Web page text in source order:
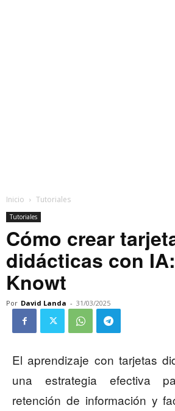
Inicio Tutoriales
Tutoriales
Cómo crear
didácticas con
Knowt
Por David Landa - 31/03/2025
El aprendizaje con tarjetas
una estrategia efectiva
retención de información y